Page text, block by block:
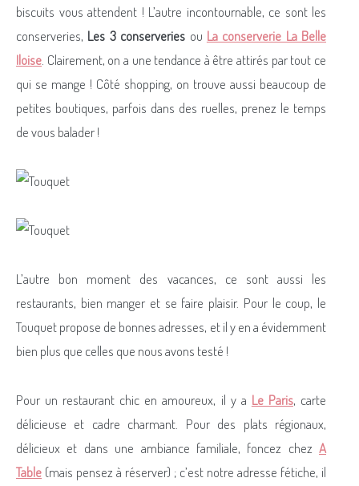
biscuits vous attendent ! L’autre incontournable, ce sont les
conserveries, Les 3 conserveries ou La conserverie La Belle
Iloise . Clairement, on a une tendance à être attirés par tout ce
qui se mange ! Côté shopping, on trouve aussi beaucoup de
petites boutiques, parfois dans des ruelles, prenez le temps
de vous balader !
L’autre bon moment des vacances, ce sont aussi les
restaurants, bien manger et se faire plaisir. Pour le coup, le
Touquet propose de bonnes adresses, et il y en a évidemment
bien plus que celles que nous avons testé !
Pour un restaurant chic en amoureux, il y a Le Paris, carte
délicieuse et cadre charmant. Pour des plats régionaux,
délicieux et dans une ambiance familiale, foncez chez A
Table (mais pensez à réserver) ; c’est notre adresse fétiche, il